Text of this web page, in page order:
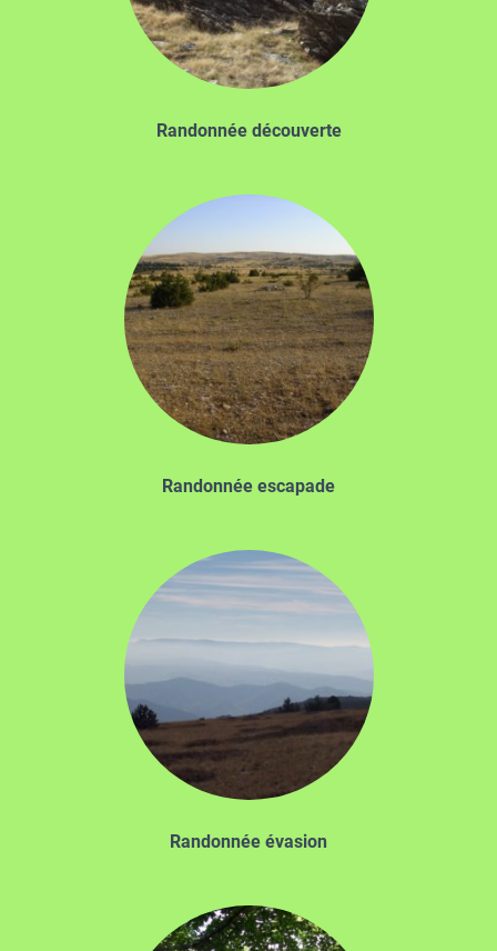
Randonnée découverte
Randonnée escapade
Randonnée évasion